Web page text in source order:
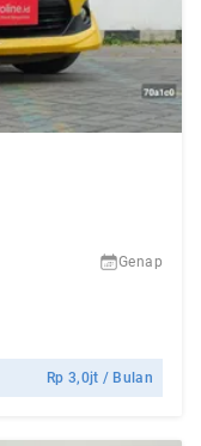
Genap
Rp3,0jt / Bulan